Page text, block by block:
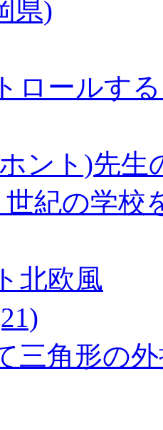
県)
ロールす
ント)先生
紀の学校
北欧風
三角形の